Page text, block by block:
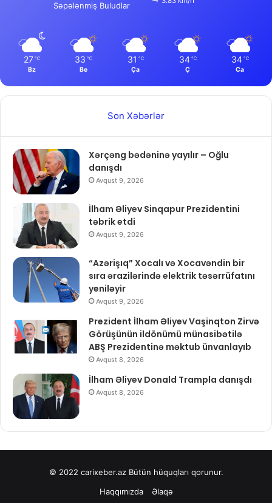
Səpələnmiş Buludlar
27 ℃
Bz
33 ℃
Be
31 ℃
Ça
34 ℃
Ç
34 ℃
Ca
Son Xəbərlər
Xərçəng bədəninə yayılır – Oğlu
danışdı
Avqust 9, 2026
İlham Əliyev Sinqapur Prezidentini
təbrik etdi
Avqust 9, 2026
“Azərişıq” Xocalı və Xocavəndin bir
sıra ərazilərində elektrik təsərrüfatını
yeniləyir
Avqust 9, 2026
Prezident İlham Əliyev Vaşinqton Zirvə
Görüşünün ildönümü münasibətilə
ABŞ Prezidentinə məktub ünvanlayıb
Avqust 8, 2026
İlham Əliyev Donald Trampla danışdı
Avqust 8, 2026
© 2022 carixeber.azBütün hüquqları qorunur.
Haqqımızda
Əlaqə